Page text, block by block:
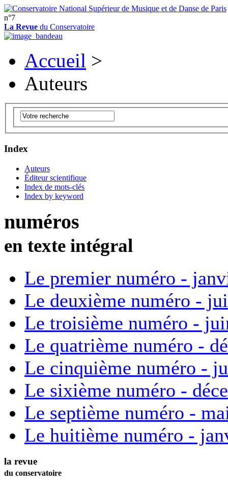
n°7
La Revue du Conservatoire
Accueil >
Auteurs
Index
Auteurs
Éditeur scientifique
Index de mots-clés
Index by keyword
numéros
en texte intégral
Le premier numéro -
Le deuxième numéro -
Le troisième numéro -
Le quatrième numéro -
Le cinquième numéro -
Le sixième numéro -
Le septième numéro -
Le huitième numéro -
la revue
du conservatoire